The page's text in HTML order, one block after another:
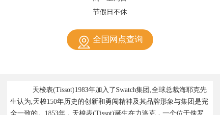
节假日不休
全国网点查询
天梭表(Tissot)1983年加入了Swatch集团,全球总裁海耶克先
生认为,天梭150年历史的创新和勇闯精神及其品牌形象与集团是完
全一致的。1853年，天梭表(Tissot)诞生在力洛克，一个位于侏罗